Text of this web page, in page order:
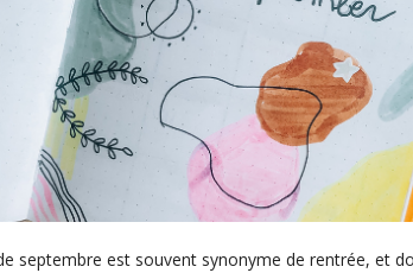
septembre est souvent synonyme de rentrée, et